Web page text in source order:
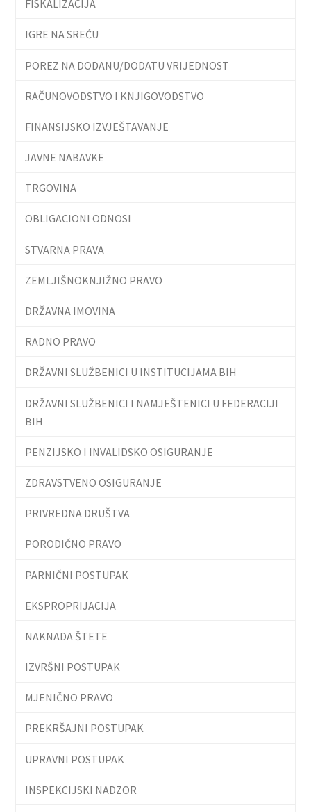
FISKALIZACIJA
IGRE NA SREĆU
POREZ NA DODANU/DODATU VRIJEDNOST
RAČUNOVODSTVO I KNJIGOVODSTVO
FINANSIJSKO IZVJEŠTAVANJE
JAVNE NABAVKE
TRGOVINA
OBLIGACIONI ODNOSI
STVARNA PRAVA
ZEMLJIŠNOKNJIŽNO PRAVO
DRŽAVNA IMOVINA
RADNO PRAVO
DRŽAVNI SLUŽBENICI U INSTITUCIJAMA BIH
DRŽAVNI SLUŽBENICI I NAMJEŠTENICI U FEDERACIJI
BIH
PENZIJSKO I INVALIDSKO OSIGURANJE
ZDRAVSTVENO OSIGURANJE
PRIVREDNA DRUŠTVA
PORODIČNO PRAVO
PARNIČNI POSTUPAK
EKSPROPRIJACIJA
NAKNADA ŠTETE
IZVRŠNI POSTUPAK
MJENIČNO PRAVO
PREKRŠAJNI POSTUPAK
UPRAVNI POSTUPAK
INSPEKCIJSKI NADZOR